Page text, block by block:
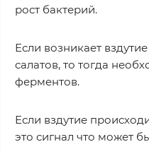
рост бактерий.
Если возникает
салатов, то тогда
ферментов.
Если вздутие
это сигнал что может